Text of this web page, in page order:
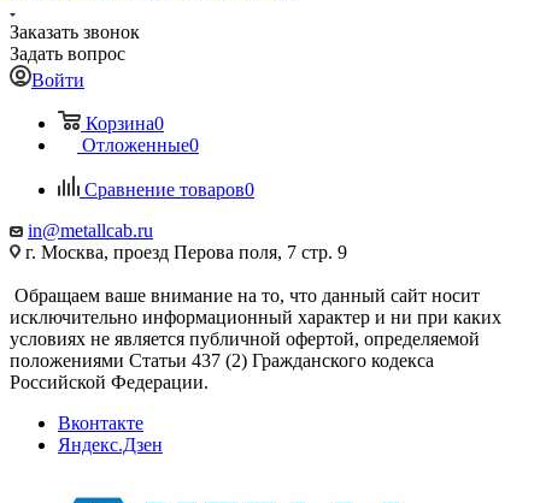
Заказать звонок
Задать вопрос
Войти
Корзина0
Отложенные0
Сравнение товаров0
in@metallcab.ru
г. Москва, проезд Перова поля, 7 стр. 9
Обращаем ваше внимание на то, что данный сайт носит
исключительно информационный характер и ни при каких
условиях не является публичной офертой, определяемой
положениями Статьи 437 (2) Гражданского кодекса
Российской Федерации.
Вконтакте
Яндекс.Дзен